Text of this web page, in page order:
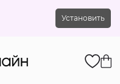
Установить